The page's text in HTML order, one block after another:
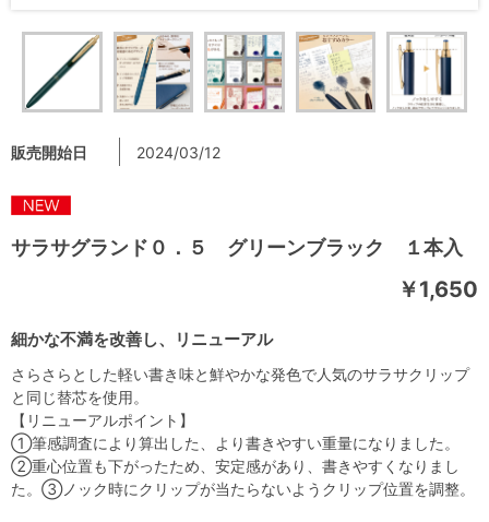
サラサグランド０．５ グリーンブラック １本入
細かな不満を改善し、リニューアル
￥1,650
販売開始日 2024/03/12
さらさらとした軽い書き味と鮮やかな発色で人気のサラサクリップ
と同じ替芯を使用。
【リニューアルポイント】
①筆感調査により算出した、より書きやすい重量になりました。
②重心位置も下がったため、安定感があり、書きやすくなりまし
た。③ノック時にクリップが当たらないようクリップ位置を調整。